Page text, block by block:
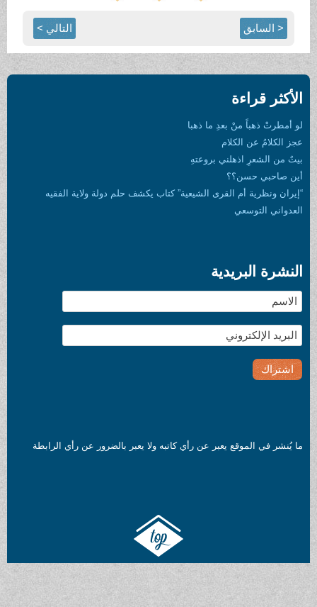
< السابق التالي >
الأكثر قراءة
لو أمطرتْ ذهباً منْ بعدِ ما ذهبا
عجز الكلامُ عن الكلام
بيتٌ من الشعرِ اذهلني بروعتهِ
أين صاحبي حسن؟؟
“إيران ونظرية أم القرى الشيعية” كتاب يكشف حلم دولة ولاية الفقيه
العدواني التوسعي
النشرة البريدية
ما يُنشر في الموقع يعبر عن رأي كاتبه ولا يعبر بالضرور عن رأي الرابطة